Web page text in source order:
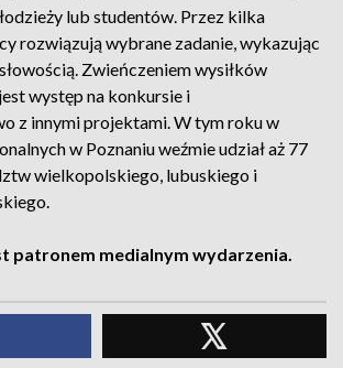
lub studentów. Przez kilka
rozwiązują wybrane zadanie, wykazując
Zwieńczeniem wysiłków
występ na konkursie i
z innymi projektami. W tym roku w
w Poznaniu weźmie udział aż 77
wielkopolskiego, lubuskiego i
patronem medialnym wydarzenia.